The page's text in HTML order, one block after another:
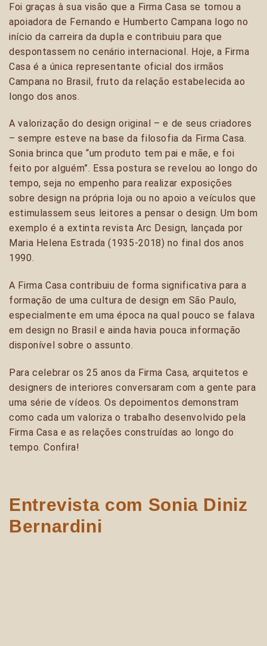
Foi graças à sua visão que a Firma Casa se tornou a
apoiadora de Fernando e Humberto Campana logo no
início da carreira da dupla e contribuiu para que
despontassem no cenário internacional. Hoje, a Firma
Casa é a única representante oficial dos irmãos
Campana no Brasil, fruto da relação estabelecida ao
longo dos anos.
A valorização do design original – e de seus criadores
– sempre esteve na base da filosofia da Firma Casa.
Sonia brinca que “um produto tem pai e mãe, e foi
feito por alguém”. Essa postura se revelou ao longo do
tempo, seja no empenho para realizar exposições
sobre design na própria loja ou no apoio a veículos que
estimulassem seus leitores a pensar o design. Um bom
exemplo é a extinta revista Arc Design, lançada por
Maria Helena Estrada (1935-2018) no final dos anos
1990.
A Firma Casa contribuiu de forma significativa para a
formação de uma cultura de design em São Paulo,
especialmente em uma época na qual pouco se falava
em design no Brasil e ainda havia pouca informação
disponível sobre o assunto.
Para celebrar os 25 anos da Firma Casa, arquitetos e
designers de interiores conversaram com a gente para
uma série de vídeos. Os depoimentos demonstram
como cada um valoriza o trabalho desenvolvido pela
Firma Casa e as relações construídas ao longo do
tempo. Confira!
Entrevista com Sonia Diniz
Bernardini